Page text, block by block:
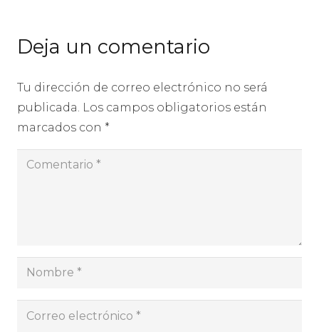
Deja un comentario
Tu dirección de correo electrónico no será
publicada. Los campos obligatorios están
marcados con *